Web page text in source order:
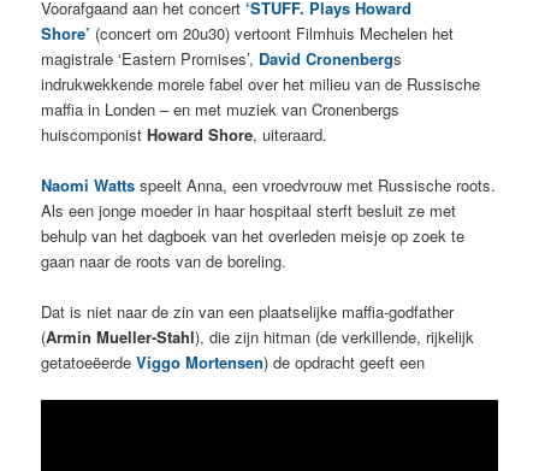
Voorafgaand aan het concert‘STUFF. Plays Howard
Shore’ (concert om 20u30) vertoont Filmhuis Mechelen het
magistrale ‘Eastern Promises’, David Cronenbergs
indrukwekkende morele fabel over het milieu van de Russische
maffia in Londen – en met muziek van Cronenbergs
huiscomponistHoward Shore, uiteraard.
Naomi Watts speelt Anna, een vroedvrouw met Russische roots.
Als een jonge moeder in haar hospitaal sterft besluit ze met
behulp van het dagboek van het overleden meisje op zoek te
gaan naar de roots van de boreling.
Dat is niet naar de zin van een plaatselijke maffia-godfather
(Armin Mueller-Stahl), die zijn hitman (de verkillende, rijkelijk
getatoeëerdeViggo Mortensen) de opdracht geeft een